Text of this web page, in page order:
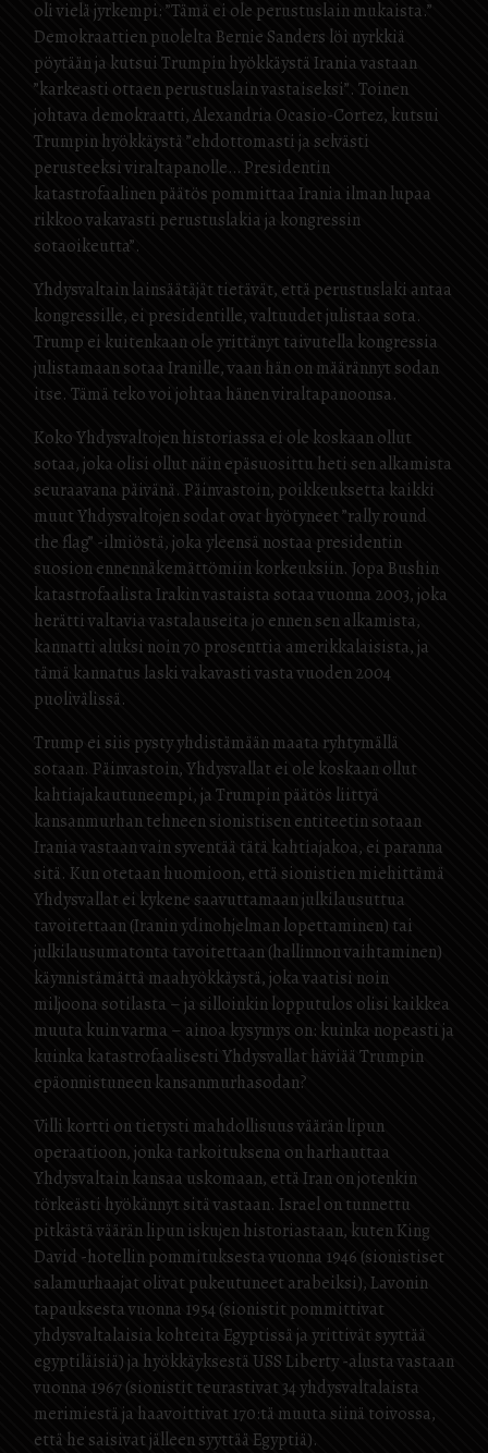
oli vielä jyrkempi: ”Tämä ei ole perustuslain mukaista.”
Demokraattien puolelta Bernie Sanders löi nyrkkiä
pöytään ja kutsui Trumpin hyökkäystä Irania vastaan
”karkeasti ottaen perustuslain vastaiseksi”. Toinen
johtava demokraatti, Alexandria Ocasio-Cortez, kutsui
Trumpin hyökkäystä ”ehdottomasti ja selvästi
perusteeksi viraltapanolle… Presidentin
katastrofaalinen päätös pommittaa Irania ilman lupaa
rikkoo vakavasti perustuslakia ja kongressin
sotaoikeutta”.
Yhdysvaltain lainsäätäjät tietävät, että perustuslaki antaa
kongressille, ei presidentille, valtuudet julistaa sota.
Trump ei kuitenkaan ole yrittänyt taivutella kongressia
julistamaan sotaa Iranille, vaan hän on määrännyt sodan
itse. Tämä teko voi johtaa hänen viraltapanoonsa.
Koko Yhdysvaltojen historiassa ei ole koskaan ollut
sotaa, joka olisi ollut näin epäsuosittu heti sen alkamista
seuraavana päivänä. Päinvastoin, poikkeuksetta kaikki
muut Yhdysvaltojen sodat ovat hyötyneet ”rally round
the flag” -ilmiöstä, joka yleensä nostaa presidentin
suosion ennennäkemättömiin korkeuksiin. Jopa Bushin
katastrofaalista Irakin vastaista sotaa vuonna 2003, joka
herätti valtavia vastalauseita jo ennen sen alkamista,
kannatti aluksi noin 70 prosenttia amerikkalaisista, ja
tämä kannatus laski vakavasti vasta vuoden 2004
puolivälissä.
Trump ei siis pysty yhdistämään maata ryhtymällä
sotaan. Päinvastoin, Yhdysvallat ei ole koskaan ollut
kahtiajakautuneempi, ja Trumpin päätös liittyä
kansanmurhan tehneen sionistisen entiteetin sotaan
Irania vastaan vain syventää tätä kahtiajakoa, ei paranna
sitä. Kun otetaan huomioon, että sionistien miehittämä
Yhdysvallat ei kykene saavuttamaan julkilausuttua
tavoitettaan (Iranin ydinohjelman lopettaminen) tai
julkilausumatonta tavoitettaan (hallinnon vaihtaminen)
käynnistämättä maahyökkäystä, joka vaatisi noin
miljoona sotilasta – ja silloinkin lopputulos olisi kaikkea
muuta kuin varma – ainoa kysymys on: kuinka nopeasti ja
kuinka katastrofaalisesti Yhdysvallat häviää Trumpin
epäonnistuneen kansanmurhasodan?
Villi kortti on tietysti mahdollisuus väärän lipun
operaatioon, jonka tarkoituksena on harhauttaa
Yhdysvaltain kansaa uskomaan, että Iran on jotenkin
törkeästi hyökännyt sitä vastaan. Israel on tunnettu
pitkästä väärän lipun iskujen historiastaan, kuten King
David -hotellin pommituksesta vuonna 1946 (sionistiset
salamurhaajat olivat pukeutuneet arabeiksi), Lavonin
tapauksesta vuonna 1954 (sionistit pommittivat
yhdysvaltalaisia kohteita Egyptissä ja yrittivät syyttää
egyptiläisiä) ja hyökkäyksestä USS Liberty -alusta vastaan
vuonna 1967 (sionistit teurastivat 34 yhdysvaltalaista
merimiestä ja haavoittivat 170:tä muuta siinä toivossa,
että he saisivat jälleen syyttää Egyptiä).